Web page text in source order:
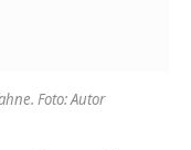
Foto: Autor